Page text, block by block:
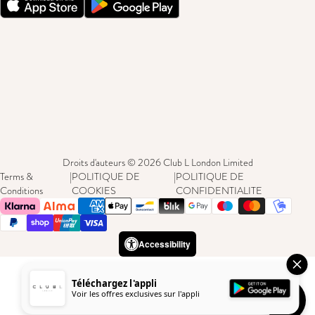
Droits d'auteurs © 2026 Club L London Limited
Terms &
Conditions
|POLITIQUE DE
COOKIES
|POLITIQUE DE
CONFIDENTIALITE
Accessibility
Besoin
Téléchargez l'appli
Voir les offres exclusives sur l'appli